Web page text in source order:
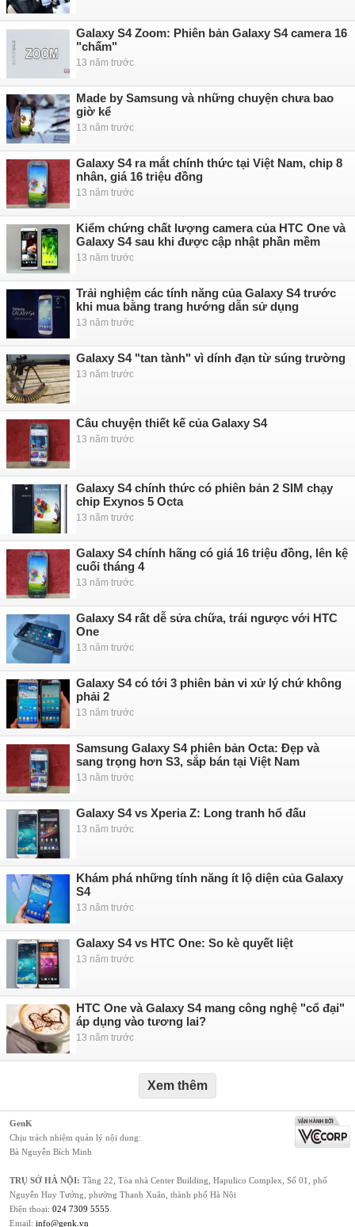
Galaxy S4 Zoom: Phiên bản Galaxy S4 camera 16
"chấm"
13 năm trước
Made by Samsung và những chuyện chưa bao
giờ kể
13 năm trước
Galaxy S4 ra mắt chính thức tại Việt Nam, chip 8
nhân, giá 16 triệu đồng
13 năm trước
Kiểm chứng chất lượng camera của HTC One và
Galaxy S4 sau khi được cập nhật phần mềm
13 năm trước
Trải nghiệm các tính năng của Galaxy S4 trước
khi mua bằng trang hướng dẫn sử dụng
13 năm trước
Galaxy S4 "tan tành" vì dính đạn từ súng trường
13 năm trước
Câu chuyện thiết kế của Galaxy S4
13 năm trước
Galaxy S4 chính thức có phiên bản 2 SIM chạy
chip Exynos 5 Octa
13 năm trước
Galaxy S4 chính hãng có giá 16 triệu đồng, lên kệ
cuối tháng 4
13 năm trước
Galaxy S4 rất dễ sửa chữa, trái ngược với HTC
One
13 năm trước
Galaxy S4 có tới 3 phiên bản vi xử lý chứ không
phải 2
13 năm trước
Samsung Galaxy S4 phiên bản Octa: Đẹp và
sang trọng hơn S3, sắp bán tại Việt Nam
13 năm trước
Galaxy S4 vs Xperia Z: Long tranh hổ đấu
13 năm trước
Khám phá những tính năng ít lộ diện của Galaxy
S4
13 năm trước
Galaxy S4 vs HTC One: So kè quyết liệt
13 năm trước
HTC One và Galaxy S4 mang công nghệ "cổ đại"
áp dụng vào tương lai?
13 năm trước
Xem thêm
GenK
Chịu trách nhiệm quản lý nội dung:
Bà Nguyễn Bích Minh
TRỤ SỞ HÀ NỘI: Tầng 22, Tòa nhà Center Building, Hapulico Complex, Số 01, phố
Nguyễn Huy Tưởng, phường Thanh Xuân, thành phố Hà Nội
Điện thoại: 024 7309 5555
Email: info@genk.vn